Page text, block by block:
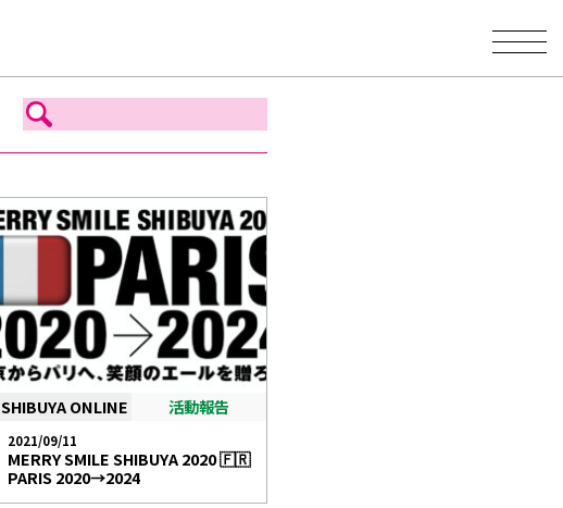
SHIBUYA ONLINE 活動報告
2021/09/11
MERRY SMILE SHIBUYA 2020 🇫🇷
PARIS 2020→2024